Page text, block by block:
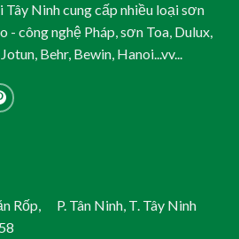
Ninh cung cấp nhiều loại sơn
- công nghệ Pháp, sơn Toa, Dulux,
Behr, Bewin, Hanoi...vv...
Rốp, P. Tân Ninh, T. Tây Ninh